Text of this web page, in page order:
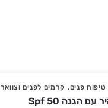
טיפוח פנים, קרמים לפנים וצוואר
קרם יום מבהיר עם הגנה Spf 50